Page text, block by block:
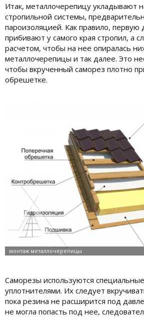
Итак, металлочерепицу укладывают
стропильной системы,
пароизоляцией. Как правило, первую
прибивают у самого края стропил, а
расчетом, чтобы на нее опиралась
металлочерепицы и так далее. Это
чтобы вкрученный саморез плотно
обрешетке.
Саморезы используются
уплотнителями. Их следует
пока резина не расширится под
не могла попасть под нее,